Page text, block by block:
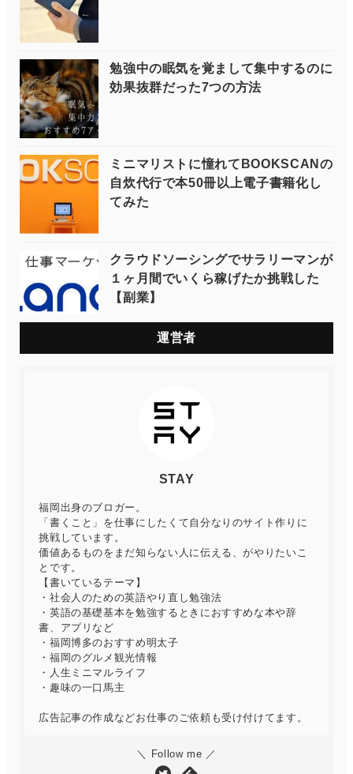
勉強中の眠気を覚まして集中するのに
効果抜群だった7つの方法
ミニマリストに憧れてBOOKSCANの
自炊代行で本50冊以上電子書籍化し
てみた
クラウドソーシングでサラリーマンが
１ヶ月間でいくら稼げたか挑戦した
【副業】
運営者
STAY
福岡出身のブロガー。
「書くこと」を仕事にしたくて自分なりのサイト作りに
挑戦しています。
価値あるものをまだ知らない人に伝える、がやりたいこ
とです。
【書いているテーマ】
・社会人のための英語やり直し勉強法
・英語の基礎基本を勉強するときにおすすめな本や辞
書、アプリなど
・福岡博多のおすすめ明太子
・福岡のグルメ観光情報
・人生ミニマルライフ
・趣味の一口馬主
広告記事の作成などお仕事のご依頼も受け付けてます。
＼ Follow me ／